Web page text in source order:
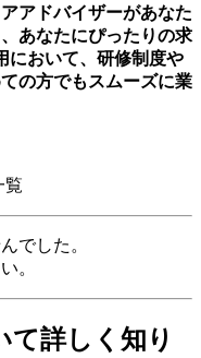
アドバイザーがあなた
あなたにぴったりの求
において、研修制度や
の方でもスムーズに業
覧
でした。
。
て詳しく知り